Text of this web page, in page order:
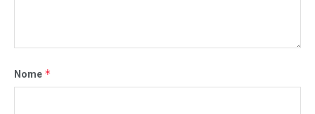
Nome *